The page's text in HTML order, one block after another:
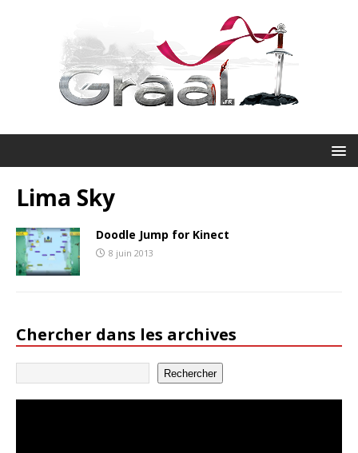
Lima Sky
Doodle Jump for Kinect
8 juin 2013
Chercher dans les archives
Rechercher